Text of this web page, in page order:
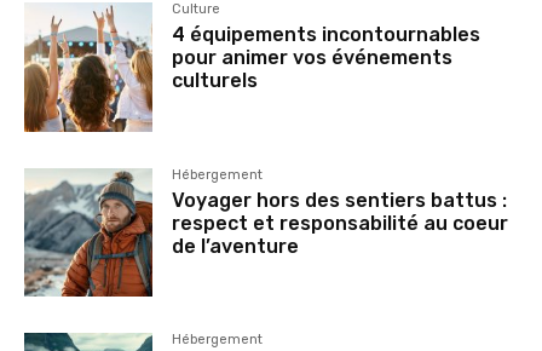
Culture
4 équipements incontournables
pour animer vos événements
culturels
Hébergement
Voyager hors des sentiers battus :
respect et responsabilité au coeur
de l’aventure
Hébergement